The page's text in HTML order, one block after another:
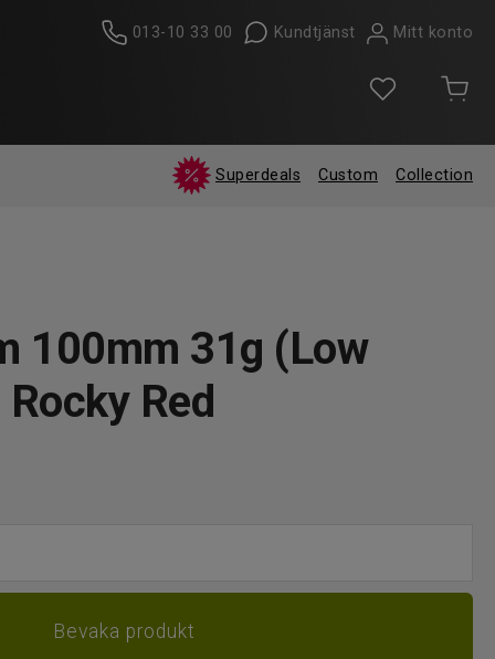
013-10 33 00 Kundtjänst Mitt konto
Superdeals Custom Collection
100mm 31g (Low
Red